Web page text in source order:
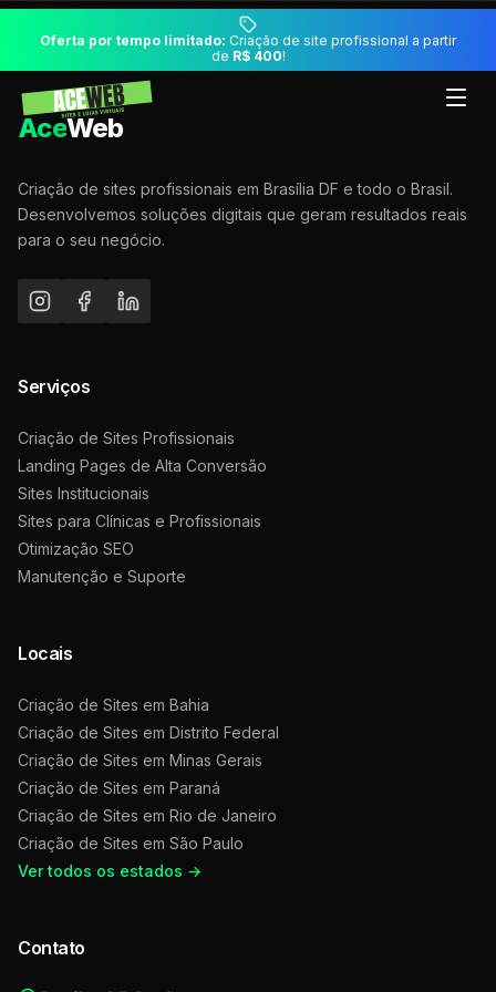
Oferta por tempo limitado: Criação de site profissional a partir
de R$ 400!
AceWeb
Criação de sites profissionais em Brasília DF e todo o Brasil.
Desenvolvemos soluções digitais que geram resultados reais
para o seu negócio.
Serviços
Criação de Sites Profissionais
Landing Pages de Alta Conversão
Sites Institucionais
Sites para Clínicas e Profissionais
Otimização SEO
Manutenção e Suporte
Locais
Criação de Sites em Bahia
Criação de Sites em Distrito Federal
Criação de Sites em Minas Gerais
Criação de Sites em Paraná
Criação de Sites em Rio de Janeiro
Criação de Sites em São Paulo
Ver todos os estados →
Contato